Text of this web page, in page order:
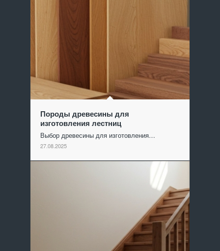
Породы древесины для
изготовления лестниц
Выбор древесины для изготовления…
27.08.2025